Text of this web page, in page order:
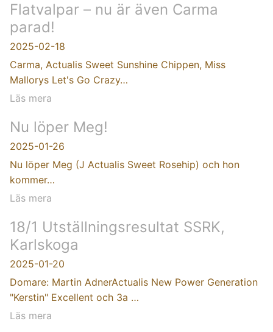
Flatvalpar – nu är även Carma
parad!
2025-02-18
Carma, Actualis Sweet Sunshine Chippen, Miss
Mallorys Let's Go Crazy…
Läs mera
Nu löper Meg!
2025-01-26
Nu löper Meg (J Actualis Sweet Rosehip) och hon
kommer…
Läs mera
18/1 Utställningsresultat SSRK,
Karlskoga
2025-01-20
Domare: Martin AdnerActualis New Power Generation
"Kerstin" Excellent och 3a …
Läs mera